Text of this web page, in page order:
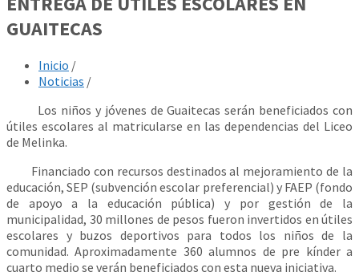
GUAITECAS
Inicio /
Noticias /
Los niños y jóvenes de Guaitecas serán beneficiados con
útiles escolares al matricularse en las dependencias del Liceo
de Melinka.
Financiado con recursos destinados al mejoramiento de la
educación, SEP (subvención escolar preferencial) y FAEP (fondo
de apoyo a la educación pública) y por gestión de la
municipalidad, 30 millones de pesos fueron invertidos en útiles
escolares y buzos deportivos para todos los niños de la
comunidad. Aproximadamente 360 alumnos de pre kínder a
cuarto medio se verán beneficiados con esta nueva iniciativa.